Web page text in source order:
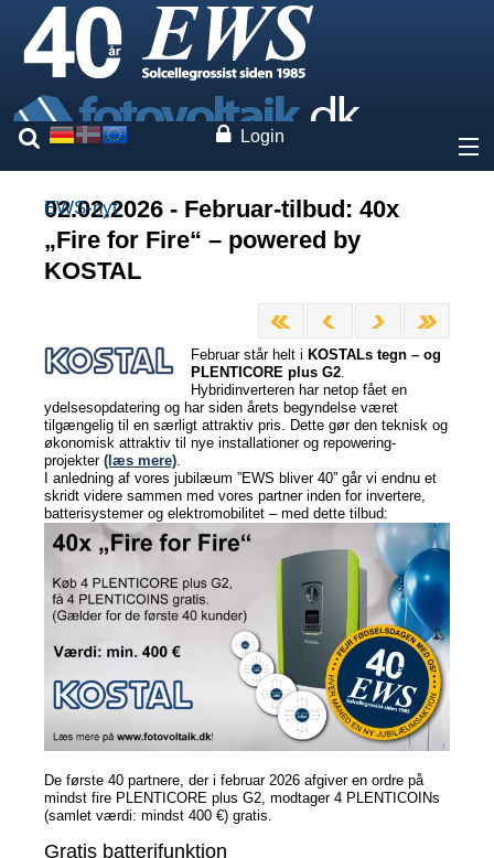
Login
Om os
Ydelser
Ekspertise
Kontakt
Nyheder
Nyheder
Newsletter
Jobs/Studier
EWS-nyt
02.02.2026 - Februar-tilbud: 40x
„Fire for Fire“ – powered by
KOSTAL
Februar står helt i KOSTALs tegn – og
PLENTICORE plus G2.
Hybridinverteren har netop fået en
ydelsesopdatering og har siden årets begyndelse været
tilgængelig til en særligt attraktiv pris. Dette gør den teknisk og
økonomisk attraktiv til nye installationer og repowering-
projekter (læs mere).
I anledning af vores jubilæum ”EWS bliver 40” går vi endnu et
skridt videre sammen med vores partner inden for invertere,
batterisystemer og elektromobilitet – med dette tilbud:
De første 40 partnere, der i februar 2026 afgiver en ordre på
mindst fire PLENTICORE plus G2, modtager 4 PLENTICOINs
(samlet værdi: mindst 400 €) gratis.
Gratis batterifunktion